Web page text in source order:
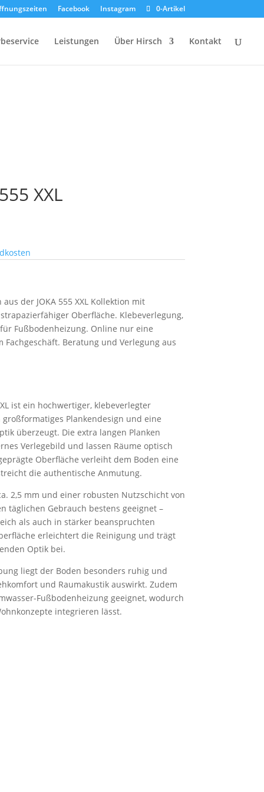
Facebook Instagram 0-Artikel
Leistungen Über Hirsch Kontakt
XXL
der JOKA 555 XXL Kollektion mit
Oberfläche. Klebeverlegung,
Fußbodenheizung. Online nur eine
Fachgeschäft. Beratung und Verlegung aus
ist ein hochwertiger, klebeverlegter
Plankendesign und eine
überzeugt. Die extra langen Planken
Verlegebild und lassen Räume optisch
Oberfläche verleiht dem Boden eine
die authentische Anmutung.
2,5 mm und einer robusten Nutzschicht von
täglichen Gebrauch bestens geeignet –
als auch in stärker beanspruchten
erleichtert die Reinigung und trägt
Optik bei.
liegt der Boden besonders ruhig und
und Raumakustik auswirkt. Zudem
Fußbodenheizung geeignet, wodurch
integrieren lässt.